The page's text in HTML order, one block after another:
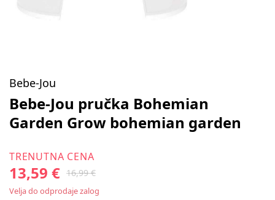
Bebe-Jou
Bebe-Jou pručka Bohemian
Garden Grow bohemian garden
TRENUTNA CENA
13,59 € 16,99 €
Velja do odprodaje zalog